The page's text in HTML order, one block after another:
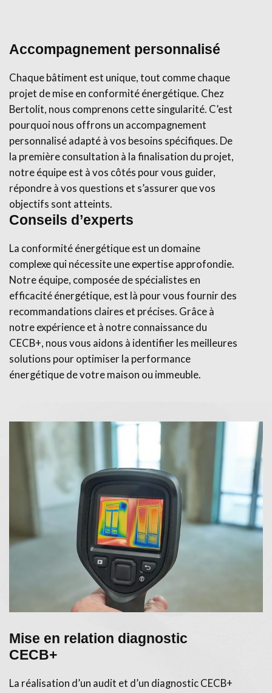
Accompagnement personnalisé
Chaque bâtiment est unique, tout comme chaque
projet de mise en conformité énergétique. Chez
Bertolit, nous comprenons cette singularité. C’est
pourquoi nous offrons un accompagnement
personnalisé adapté à vos besoins spécifiques. De
la première consultation à la finalisation du projet,
notre équipe est à vos côtés pour vous guider,
répondre à vos questions et s’assurer que vos
objectifs sont atteints.
Conseils d’experts
La conformité énergétique est un domaine
complexe qui nécessite une expertise approfondie.
Notre équipe, composée de spécialistes en
efficacité énergétique, est là pour vous fournir des
recommandations claires et précises. Grâce à
notre expérience et à notre connaissance du
CECB+, nous vous aidons à identifier les meilleures
solutions pour optimiser la performance
énergétique de votre maison ou immeuble.
Mise en relation diagnostic
CECB+
La réalisation d’un audit et d’un diagnostic CECB+